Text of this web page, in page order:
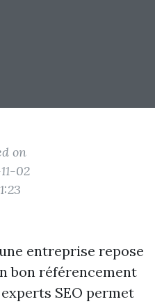
on
02
entreprise repose
bon référencement
SEO permet